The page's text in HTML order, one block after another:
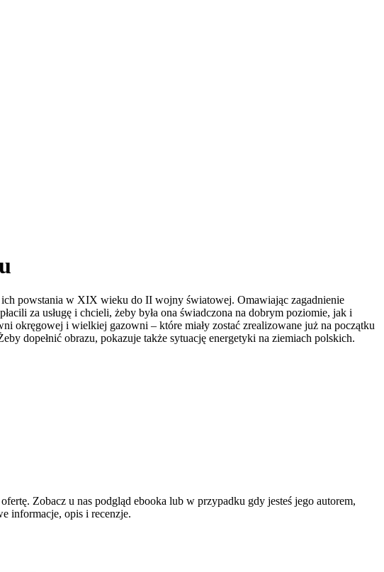
powstania w XIX wieku do II wojny światowej. Omawiając zagadnienie
za usługę i chcieli, żeby była ona świadczona na dobrym poziomie, jak i
okręgowej i wielkiej gazowni – które miały zostać zrealizowane już na początku
dopełnić obrazu, pokazuje także sytuację energetyki na ziemiach polskich.
Zobacz u nas podgląd ebooka lub w przypadku gdy jesteś jego autorem,
informacje, opis i recenzje.